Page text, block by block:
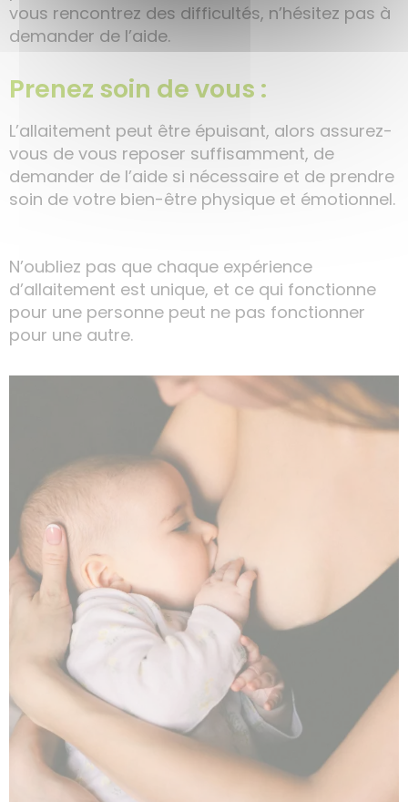
vous rencontrez des difficultés, n’hésitez pas à
demander de l’aide.
Prenez soin de vous :
L’allaitement peut être épuisant, alors assurez-
vous de vous reposer suffisamment, de
demander de l’aide si nécessaire et de prendre
soin de votre bien-être physique et émotionnel.
N’oubliez pas que chaque expérience
d’allaitement est unique, et ce qui fonctionne
pour une personne peut ne pas fonctionner
pour une autre.